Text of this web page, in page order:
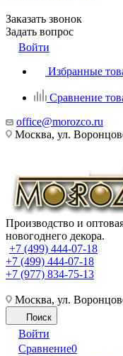
Заказать звонок
Задать вопрос
Войти
Избранные
Сравнение
office@morozco.ru
Москва, ул.
Производство и
новогоднего декора.
+7 (499) 444-07-18
+7 (499) 444-07-18
+7 (977) 834-75-13
Москва, ул.
Поиск
Войти
Сравнение0